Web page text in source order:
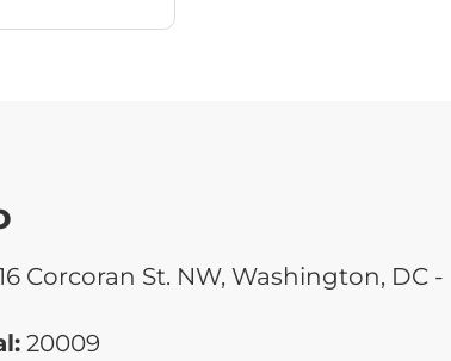
Corcoran St. NW, Washington, DC -
20009